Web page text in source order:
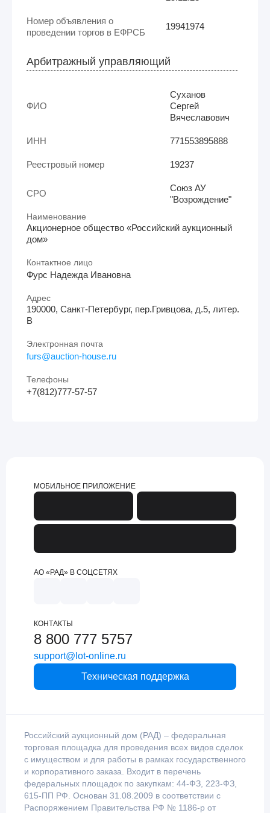
Номер объявления о
проведении торгов в ЕФРСБ
19941974
Арбитражный управляющий
ФИО
Суханов
Сергей
Вячеславович
ИНН 771553895888
Реестровый номер 19237
СРО
Союз АУ
"Возрождение"
Наименование
Акционерное общество «Российский аукционный
дом»
Контактное лицо
Фурс Надежда Ивановна
Адрес
190000, Санкт-Петербург, пер.Гривцова, д.5, литер.
В
Электронная почта
furs@auction-house.ru
Телефоны
+7(812)777-57-57
МОБИЛЬНОЕ ПРИЛОЖЕНИЕ
АО «РАД» В СОЦСЕТЯХ
КОНТАКТЫ
8 800 777 5757
support@lot-online.ru
Техническая поддержка
Российский аукционный дом (РАД) – федеральная
торговая площадка для проведения всех видов сделок
с имуществом и для работы в рамках государственного
и корпоративного заказа. Входит в перечень
федеральных площадок по закупкам: 44-ФЗ, 223-ФЗ,
615-ПП РФ. Основан 31.08.2009 в соответствии с
Распоряжением Правительства РФ № 1186-р от